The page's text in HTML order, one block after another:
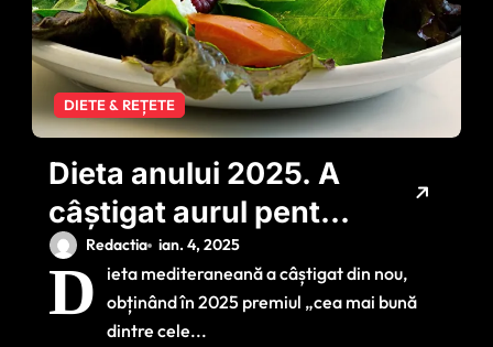
DIETE & REȚETE
Dieta anului 2025. A
câștigat aurul pentru
asigurarea stării de
bine și prevenirea
bolilor
Redactia ian. 4, 2025
D
ieta mediteraneană a câștigat din nou,
obținând în 2025 premiul „cea mai bună
dintre cele...